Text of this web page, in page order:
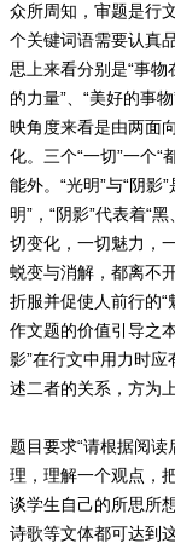
众所周知，审题是行
个关键词语需要认真
思上来看分别是“事物
的力量”、“美好的事
映角度来看是由两面
化。三个“一切”一个
能外。“光明”与“阴影
明”，“阴影”代表着“
切变化，一切魅力，
蜕变与消解，都离不
折服并促使人前行的
作文题的价值引导之
影”在行文中用力时应
述二者的关系，方为上
题目要求“请根据阅读
理，理解一个观点，
谈学生自己的所思所
诗歌等文体都可达到